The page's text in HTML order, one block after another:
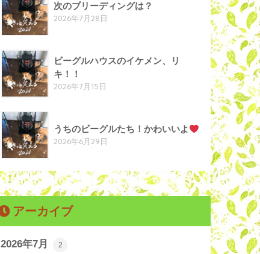
次のブリーディングは？
2026年7月28日
ビーグルハウスのイケメン、リ
キ！！
2026年7月15日
うちのビーグルたち！かわいいよ
2026年6月29日
アーカイブ
2026年7月 2